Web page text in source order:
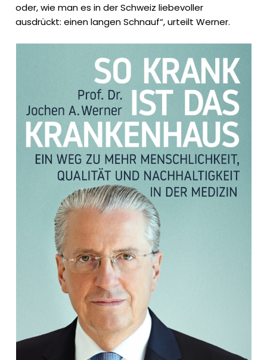
oder, wie man es in der Schweiz liebevoller
ausdrückt: einen langen Schnauf“, urteilt Werner.